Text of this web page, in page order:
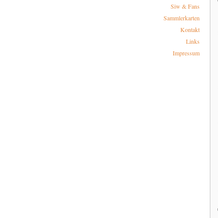
Siw & Fans
Sammlerkarten
Kontakt
Links
Impressum